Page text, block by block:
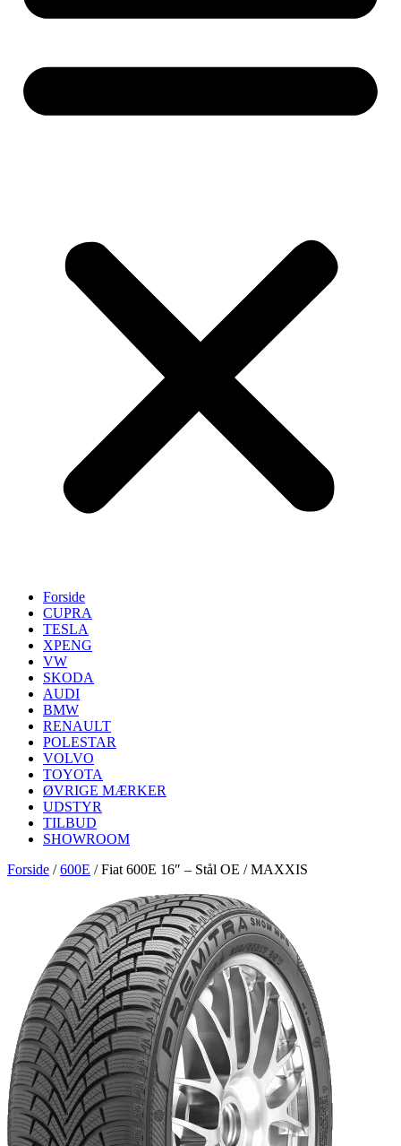
Forside
CUPRA
TESLA
XPENG
VW
SKODA
AUDI
BMW
RENAULT
POLESTAR
VOLVO
TOYOTA
ØVRIGE MÆRKER
UDSTYR
TILBUD
SHOWROOM
Forside /600E /Fiat 600E 16″ – Stål OE / MAXXIS